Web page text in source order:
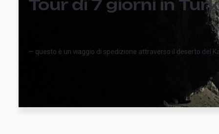
Tour di 7 giorni in
— questo è un viaggio di spedizione attraverso il deserto del